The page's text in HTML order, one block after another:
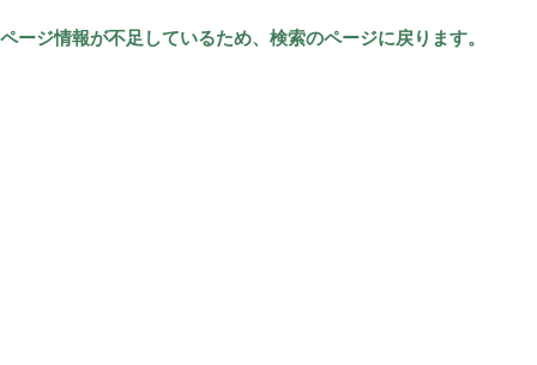
ページ情報が不足しているため、検索のページに戻ります。